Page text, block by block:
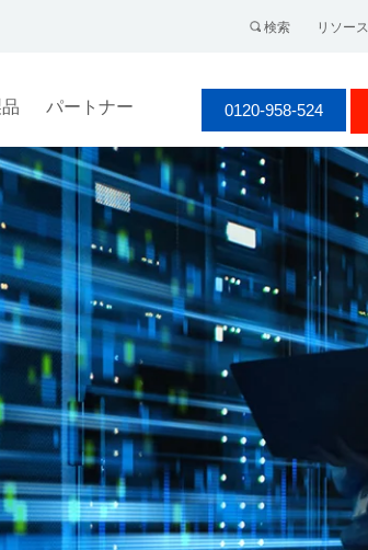
検索 リソース
パートナー 0120-958-524